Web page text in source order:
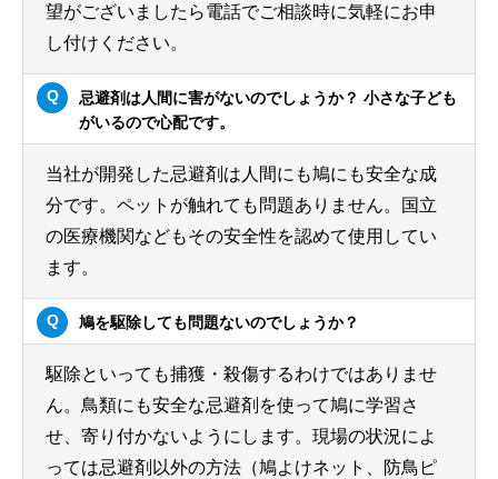
望がございましたら電話でご相談時に気軽にお申
し付けください。
忌避剤は人間に害がないのでしょうか？ 小さな子ども
がいるので心配です。
当社が開発した忌避剤は人間にも鳩にも安全な成
分です。ペットが触れても問題ありません。国立
の医療機関などもその安全性を認めて使用してい
ます。
鳩を駆除しても問題ないのでしょうか？
駆除といっても捕獲・殺傷するわけではありませ
ん。鳥類にも安全な忌避剤を使って鳩に学習さ
せ、寄り付かないようにします。現場の状況によ
っては忌避剤以外の方法（鳩よけネット、防鳥ピ